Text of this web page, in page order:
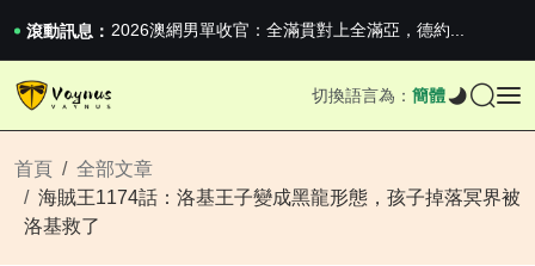
滾動訊息： 2026澳網男單收官：全滿貫對上全滿亞，德約...
《巔峰守衛 Highguard》正式上線，官...
iPhone 16e 釋出，蘋果你不要太離譜
iPhone 16e 釋出，蘋果你不要太離譜
切換語言為： 簡體
首頁
全部文章
海賊王1174話：洛基王子變成黑龍形態，孩子掉落冥界被
洛基救了